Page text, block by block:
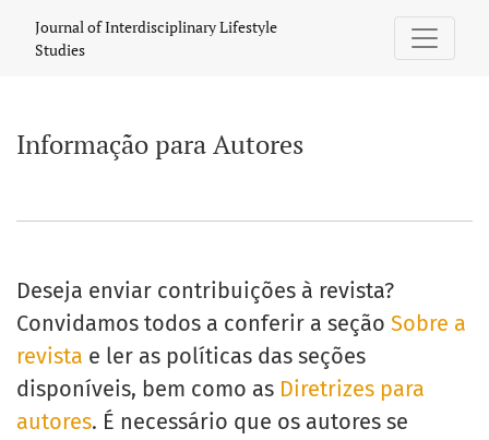
Journal of Interdisciplinary Lifestyle
Studies
Informação para Autores
Deseja enviar contribuições à revista?
Convidamos todos a conferir a seção Sobre a
revista e ler as políticas das seções
disponíveis, bem como as Diretrizes para
autores. É necessário que os autores se